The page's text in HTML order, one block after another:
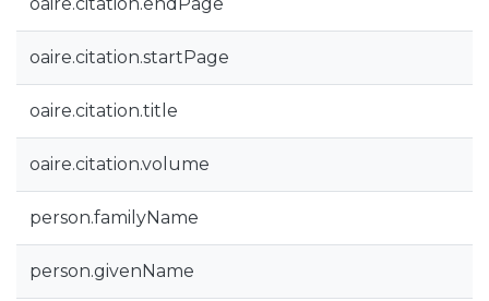
oaire.citation.startPage
oaire.citation.title
oaire.citation.volume
person.familyName
person.givenName